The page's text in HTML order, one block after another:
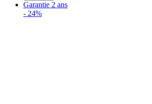
Garantie 2 ans
- 24%